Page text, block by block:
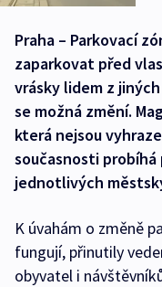
Praha – Parkovací
zaparkovat před
vrásky lidem z
se možná změní.
která nejsou
současnosti probíhá
jednotlivých
K úvahám o změně
fungují, přinutily
obyvatel i